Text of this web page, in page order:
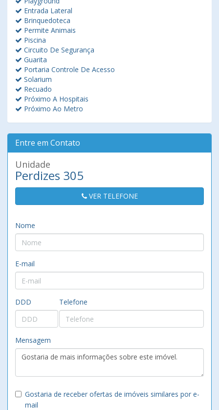
Entrada Lateral
Brinquedoteca
Permite Animais
Piscina
Circuito De Segurança
Guarita
Portaria Controle De Acesso
Solarium
Recuado
Próximo A Hospitais
Próximo Ao Metro
Entre em Contato
Unidade
Perdizes 305
VER TELEFONE
Nome
E-mail
DDD Telefone
Mensagem
Gostaria de receber ofertas de imóveis similares por e-
mail